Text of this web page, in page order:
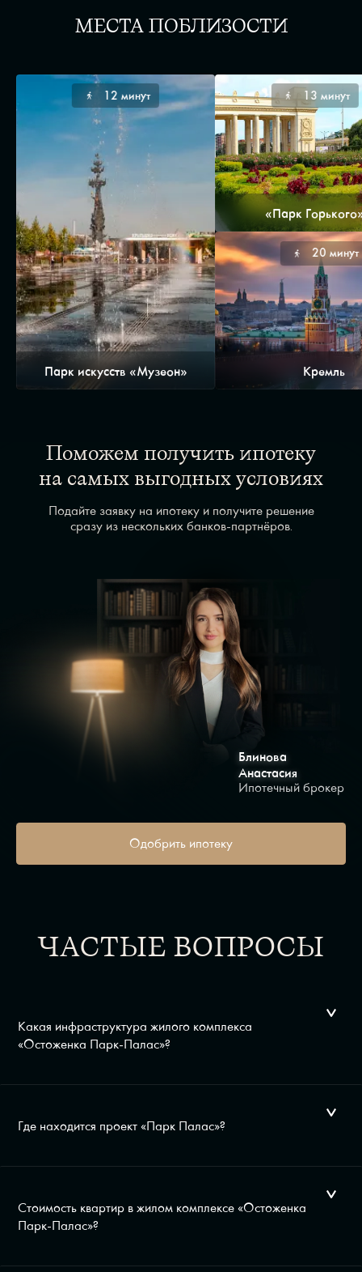
МЕСТА ПОБЛИЗОСТИ
12 минут
Парк искусств «Музеон»
13 минут
«Парк
20 минут
Кремль
Поможем получить ипотеку
на самых выгодных условиях
Подайте заявку на ипотеку и получите решение
сразу из нескольких банков-партнёров.
Блинова
Анастасия
Ипотечный брокер
Одобрить ипотеку
ЧАСТЫЕ ВОПРОСЫ
Какая инфраструктура жилого комплекса
«Остоженка Парк-Палас»?
Где находится проект «Парк Палас»?
Стоимость квартир в жилом комплексе «Остоженка
Парк-Палас»?